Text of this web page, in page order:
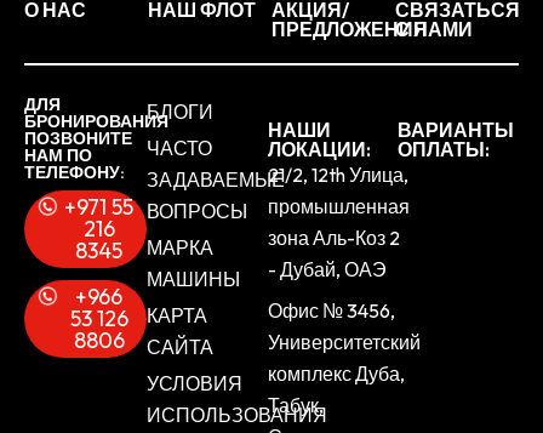
О НАС НАШ ФЛОТ
АКЦИЯ/
ПРЕДЛОЖЕНИЯ
СВЯЗАТЬСЯ
С НАМИ
ДЛЯ
БРОНИРОВАНИЯ
ПОЗВОНИТЕ
НАМ ПО
ТЕЛЕФОНУ:
+971 55
216
8345
+966
53 126
8806
БЛОГИ
ЧАСТО
ЗАДАВАЕМЫЕ
ВОПРОСЫ
МАРКА
МАШИНЫ
КАРТА
САЙТА
УСЛОВИЯ
ИСПОЛЬЗОВАНИЯ
НАШИ
ЛОКАЦИИ:
21/2, 12th Улица,
промышленная
зона Аль-Коз 2
- Дубай, ОАЭ
Офис № 3456,
Университетский
комплекс Дуба,
Табук,
ВАРИАНТЫ
ОПЛАТЫ: